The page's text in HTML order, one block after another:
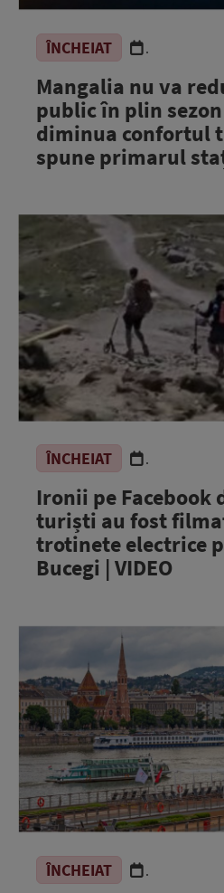
ÎNCHEIAT .
Mangalia nu va
public în plin
diminua confortul
spune primarul
ÎNCHEIAT .
Ironii pe Facebook
turiști au fost
trotinete electrice
Bucegi | VIDEO
ÎNCHEIAT .